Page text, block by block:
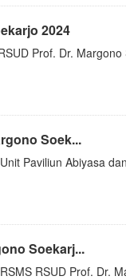
2024
Prof. Dr. Margono
Soek...
Paviliun Abiyasa
Soekarj...
RSUD Prof. Dr.